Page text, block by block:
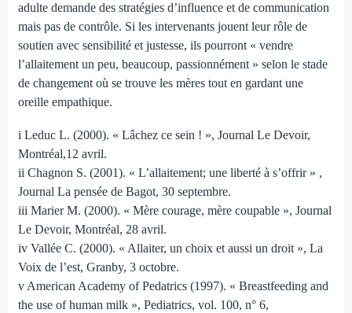
adulte demande des stratégies d’influence et de communication
mais pas de contrôle. Si les intervenants jouent leur rôle de
soutien avec sensibilité et justesse, ils pourront « vendre
l’allaitement un peu, beaucoup, passionnément » selon le stade
de changement où se trouve les mères tout en gardant une
oreille empathique.
i Leduc L. (2000). « Lâchez ce sein ! », Journal Le Devoir,
Montréal,12 avril.
ii Chagnon S. (2001). « L’allaitement; une liberté à s’offrir » ,
Journal La pensée de Bagot, 30 septembre.
iii Marier M. (2000). « Mère courage, mère coupable », Journal
Le Devoir, Montréal, 28 avril.
iv Vallée C. (2000). « Allaiter, un choix et aussi un droit », La
Voix de l’est, Granby, 3 octobre.
v American Academy of Pedatrics (1997). « Breastfeeding and
the use of human milk », Pediatrics, vol. 100, n° 6,